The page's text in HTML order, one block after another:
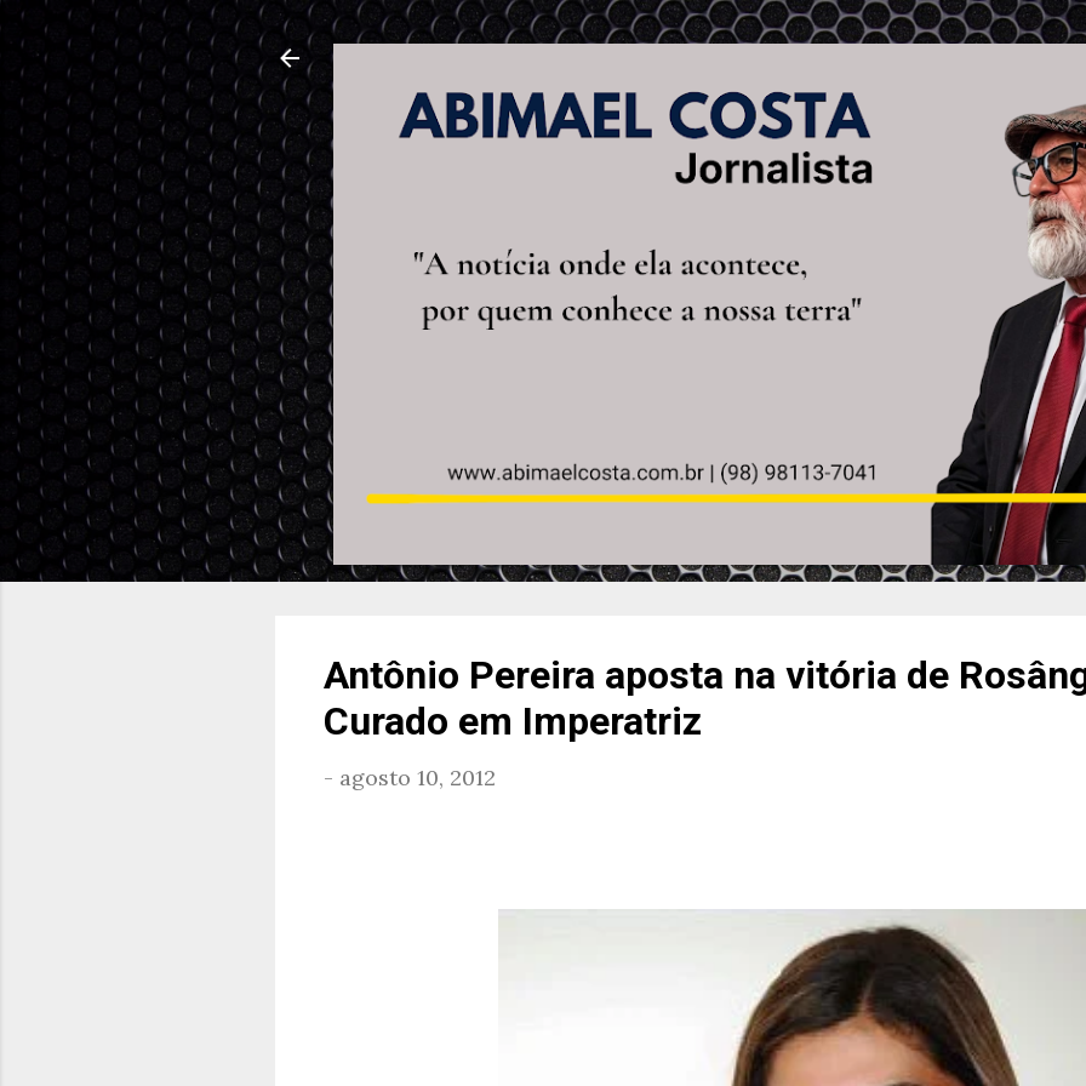
Pular para o conteúdo principal
Antônio Pereira aposta na vitória de
Curado em Imperatriz
- agosto 10, 2012